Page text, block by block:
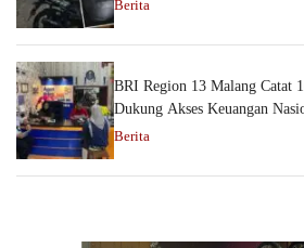
Berita
BRI Region 13 Malang Catat
Dukung Akses Keuangan
Berita